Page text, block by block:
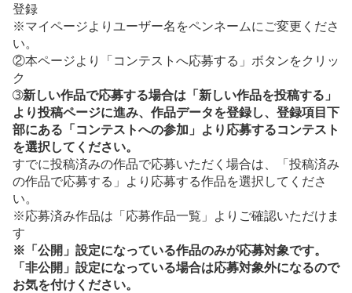
登録
※マイページよりユーザー名をペンネームにご変更くださ
い。
②本ページより「コンテストへ応募する」ボタンをクリッ
ク
➂新しい作品で応募する場合は「新しい作品を投稿する」
より投稿ページに進み、作品データを登録し、登録項目下
部にある「コンテストへの参加」より応募するコンテスト
を選択してください。
すでに投稿済みの作品で応募いただく場合は、「投稿済み
の作品で応募する」より応募する作品を選択してくださ
い。
※応募済み作品は「応募作品一覧」よりご確認いただけま
す
※「公開」設定になっている作品のみが応募対象です。
「非公開」設定になっている場合は応募対象外になるので
お気を付けください。